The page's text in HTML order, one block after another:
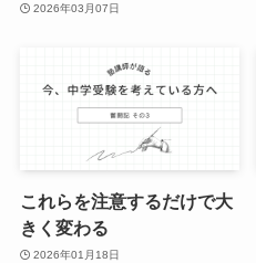
2026年03月07日
これらを注意するだけで大
きく変わる
2026年01月18日